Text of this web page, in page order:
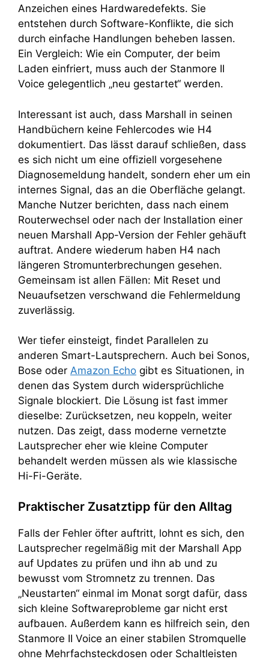
Anzeichen eines Hardwaredefekts. Sie
entstehen durch Software-Konflikte, die sich
durch einfache Handlungen beheben lassen.
Ein Vergleich: Wie ein Computer, der beim
Laden einfriert, muss auch der Stanmore II
Voice gelegentlich „neu gestartet“ werden.
Interessant ist auch, dass Marshall in seinen
Handbüchern keine Fehlercodes wie H4
dokumentiert. Das lässt darauf schließen, dass
es sich nicht um eine offiziell vorgesehene
Diagnosemeldung handelt, sondern eher um ein
internes Signal, das an die Oberfläche gelangt.
Manche Nutzer berichten, dass nach einem
Routerwechsel oder nach der Installation einer
neuen Marshall App-Version der Fehler gehäuft
auftrat. Andere wiederum haben H4 nach
längeren Stromunterbrechungen gesehen.
Gemeinsam ist allen Fällen: Mit Reset und
Neuaufsetzen verschwand die Fehlermeldung
zuverlässig.
Wer tiefer einsteigt, findet Parallelen zu
anderen Smart-Lautsprechern. Auch bei Sonos,
Bose oder Amazon Echo gibt es Situationen, in
denen das System durch widersprüchliche
Signale blockiert. Die Lösung ist fast immer
dieselbe: Zurücksetzen, neu koppeln, weiter
nutzen. Das zeigt, dass moderne vernetzte
Lautsprecher eher wie kleine Computer
behandelt werden müssen als wie klassische
Hi-Fi-Geräte.
Praktischer Zusatztipp für den Alltag
Falls der Fehler öfter auftritt, lohnt es sich, den
Lautsprecher regelmäßig mit der Marshall App
auf Updates zu prüfen und ihn ab und zu
bewusst vom Stromnetz zu trennen. Das
„Neustarten“ einmal im Monat sorgt dafür, dass
sich kleine Softwareprobleme gar nicht erst
aufbauen. Außerdem kann es hilfreich sein, den
Stanmore II Voice an einer stabilen Stromquelle
ohne Mehrfachsteckdosen oder Schaltleisten